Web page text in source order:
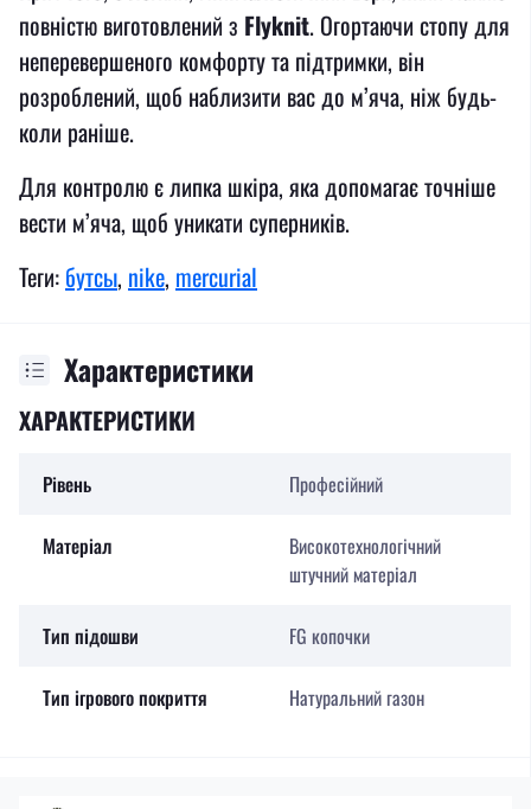
повністю виготовлений з Flyknit. Огортаючи стопу для
неперевершеного комфорту та підтримки, він
розроблений, щоб наблизити вас до м’яча, ніж будь-
коли раніше.
Для контролю є липка шкіра, яка допомагає точніше
вести м’яча, щоб уникати суперників.
Теги: бутсы, nike, mercurial
Характеристики
ХАРАКТЕРИСТИКИ
Рівень Професійний
Матеріал
Високотехнологічний
штучний матеріал
Тип підошви FG копочки
Тип ігрового покриття Натуральний газон